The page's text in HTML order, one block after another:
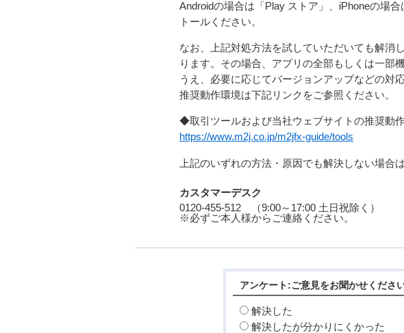
Androidの場合は「Play ストア」、iPhoneの場
トールください。
なお、上記対処方法を試していただいても解消
ります。その場合、アプリの全部もしくは一部
うえ、必要に応じてバージョンアップなどの対
推奨動作環境は下記リンクをご参照ください。
◆取引ツールおよび当社ウェブサイトの推奨動
https://www.m2j.co.jp/m2jfx-guide/tools
上記のいずれの方法・原因でも解決しない場合
カスタマーデスク
0120-455-512 （9:00～17:00 土日祝除く）
※必ずご本人様からご連絡ください。
アンケート:ご意見をお聞かせくださ
解決した
解決したが分かりにくかった